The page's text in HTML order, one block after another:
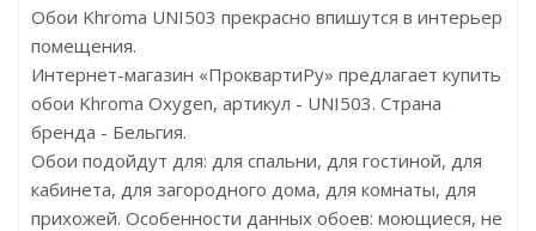
Обои Khroma UNI503 прекрасно впишутся в интерьер
помещения.
Интернет-магазин «ПроквартиРу» предлагает купить
обои Khroma Oxygen, артикул - UNI503. Страна
бренда - Бельгия.
Обои подойдут для: для спальни, для гостиной, для
кабинета, для загородного дома, для комнаты, для
прихожей. Особенности данных обоев: моющиеся, не